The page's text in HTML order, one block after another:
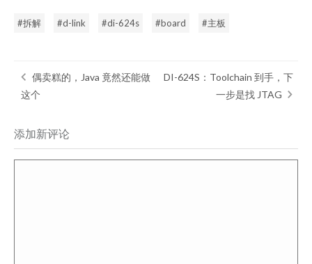
拆解 d-link di-624s board 主板
偶卖糕的，Java 竟然还能做
这个
DI-624S：Toolchain 到手，下
一步是找 JTAG
添加新评论